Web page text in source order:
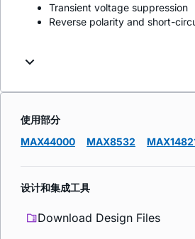
Transient voltage suppression
Reverse polarity and short-
使用部分
MAX44000
MAX8532
设计和集成工具
Download Design Files